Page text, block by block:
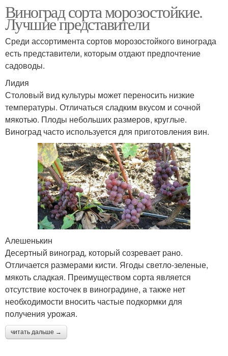
Виноград сорта морозостойкие.
Лучшие представители
Среди ассортимента сортов морозостойкого винограда
есть представители, которым отдают предпочтение
садоводы.
Лидия
Столовый вид культуры может переносить низкие
температуры. Отличаться сладким вкусом и сочной
мякотью. Плоды небольших размеров, круглые.
Виноград часто используется для приготовления вин.
Алешенькин
Десертный виноград, который созревает рано.
Отличается размерами кисти. Ягоды светло-зеленые,
мякоть сладкая. Преимуществом сорта является
отсутствие косточек в виноградине, а также нет
необходимости вносить частые подкормки для
получения урожая.
читать дальше →